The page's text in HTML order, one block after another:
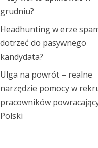
grudniu?
Headhunting w erze
dotrzeć do pasywnego
kandydata?
Ulga na powrót – realne
narzędzie pomocy w
pracowników
Polski